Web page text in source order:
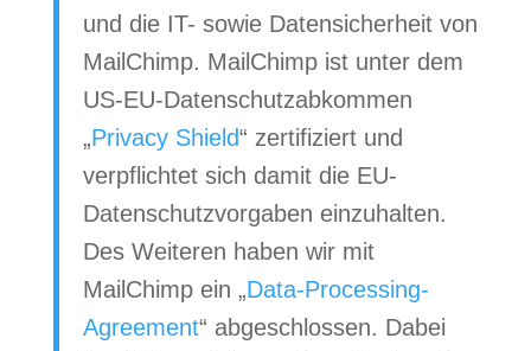
und die IT- sowie Datensicherheit von
MailChimp. MailChimp ist unter dem
US-EU-Datenschutzabkommen
„Privacy Shield“ zertifiziert und
verpflichtet sich damit die EU-
Datenschutzvorgaben einzuhalten.
Des Weiteren haben wir mit
MailChimp ein „Data-Processing-
Agreement“ abgeschlossen. Dabei